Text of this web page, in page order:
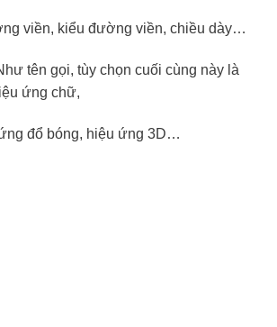
viền, kiểu đường viền, chiều dày…
tên gọi, tùy chọn cuối cùng này là
ứng chữ,
đổ bóng, hiệu ứng 3D…